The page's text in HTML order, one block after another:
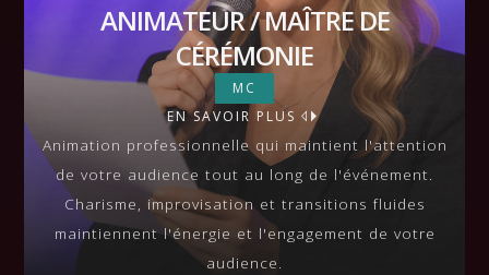
ANIMATEUR / MAÎTRE DE
CÉRÉMONIE
ANIMATEUR / MAÎTRE DE
CÉRÉMONIE
MC
EN SAVOIR PLUS
VIEW MORE
Animation professionnelle qui maintient l'attention
de votre audience tout au long de l'événement.
Charisme, improvisation et transitions fluides
maintiennent l'énergie et l'engagement de votre
audience.